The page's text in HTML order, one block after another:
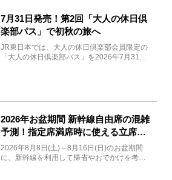
7月31日発売！第2回「大人の休日倶
楽部パス」で初秋の旅へ
JR東日本では、大人の休日倶楽部会員限定の
「大人の休日倶楽部パス」を2026年7月31日
2026年お盆期間 新幹線自由席の混雑
予測！指定席満席時に使える立席特
急券も解説
2026年8月8日(土)～8月16日(日)のお盆期間
に、新幹線を利用して帰省やおでかけを考え